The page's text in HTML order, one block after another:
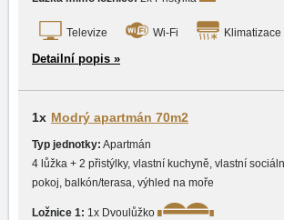
Televize Wi-Fi Klimatizace
Detailní popis »
1x Modrý apartmán 70m2
Typ jednotky: Apartmán
4 lůžka + 2 přistýlky, vlastní kuchyně, vlastní
pokoj, balkón/terasa, výhled na moře
Ložnice 1: 1x Dvoulůžko